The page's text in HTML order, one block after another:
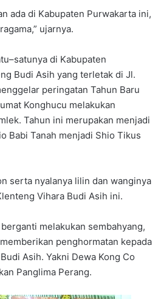
ada di Kabupaten Purwakarta ini,
ujarnya.
di Kabupaten
Budi Asih yang terletak di Jl.
peringatan Tahun Baru
Konghucu melakukan
Tahun ini merupakan menjadi
Babi Tanah menjadi Shio Tikus
serta nyalanya lilin dan wanginya
Vihara Budi Asih ini.
melakukan sembahyang,
penghormatan kepada
Asih. Yakni Dewa Kong Co
Panglima Perang.